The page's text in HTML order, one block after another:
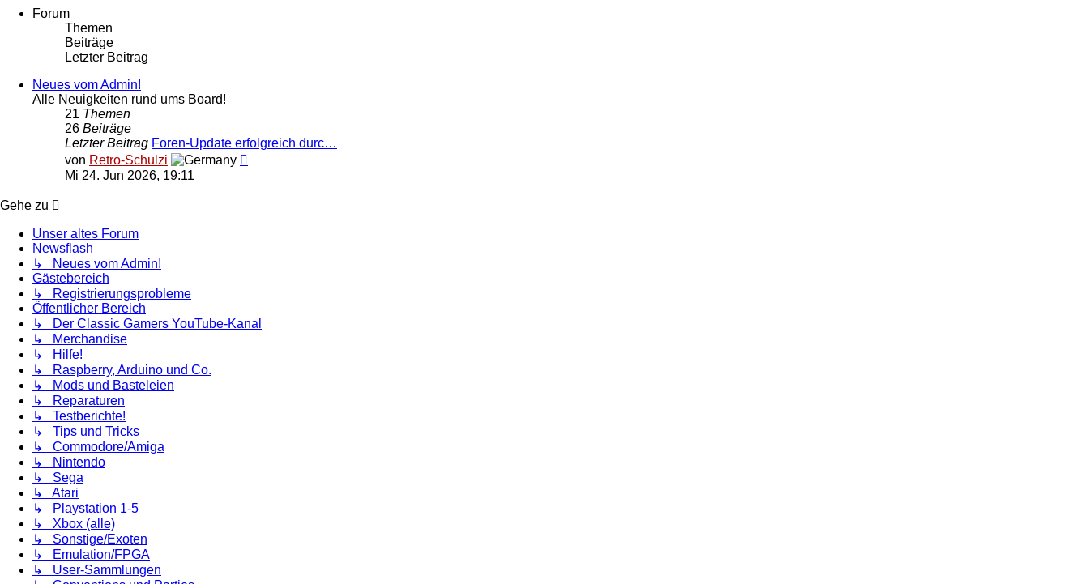
Forum
Themen
Beiträge
Letzter Beitrag
Neues vom Admin!
Alle Neuigkeiten rund ums Board!
21 Themen
26 Beiträge
Letzter Beitrag Foren-Update erfolgreich durc…
von Retro-Schulzi
Mi 24. Jun 2026, 19:11
Gehe zu
Unser altes Forum
Newsflash
↳ Neues vom Admin!
Gästebereich
↳ Registrierungsprobleme
Öffentlicher Bereich
↳ Der Classic Gamers YouTube-Kanal
↳ Merchandise
↳ Hilfe!
↳ Raspberry, Arduino und Co.
↳ Mods und Basteleien
↳ Reparaturen
↳ Testberichte!
↳ Tips und Tricks
↳ Commodore/Amiga
↳ Nintendo
↳ Sega
↳ Atari
↳ Playstation 1-5
↳ Xbox (alle)
↳ Sonstige/Exoten
↳ Emulation/FPGA
↳ User-Sammlungen